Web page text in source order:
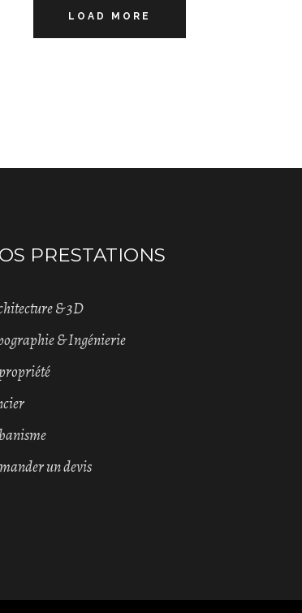
LOAD MORE
PRESTATIONS
& 3D
& Ingénierie
un devis